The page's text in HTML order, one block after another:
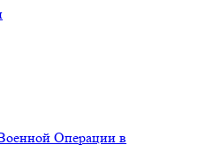
Операции в